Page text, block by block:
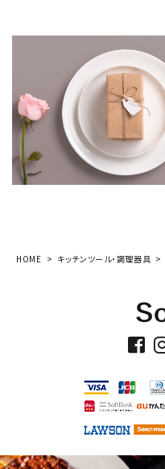
HOME キッチンツール・調理器具